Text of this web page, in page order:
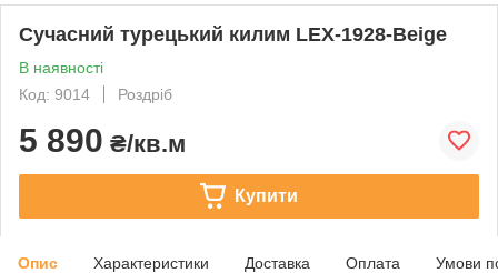
Сучасний турецький килим LEX-1928-Beige
В наявності
Код: 9014
Роздріб
5 890 ₴/кв.м
Купити
Опис Характеристики Доставка Оплата Умови